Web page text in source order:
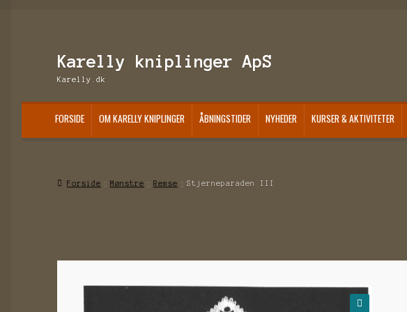
Spring
Spring
Karelly kniplinger ApS
Karelly.dk
FORSIDE OM KARELLY KNIPLINGER ÅBNINGSTIDER NYHEDER KURSER & AKTIVITETER
Forside Mønstre Remse Stjerneparaden III